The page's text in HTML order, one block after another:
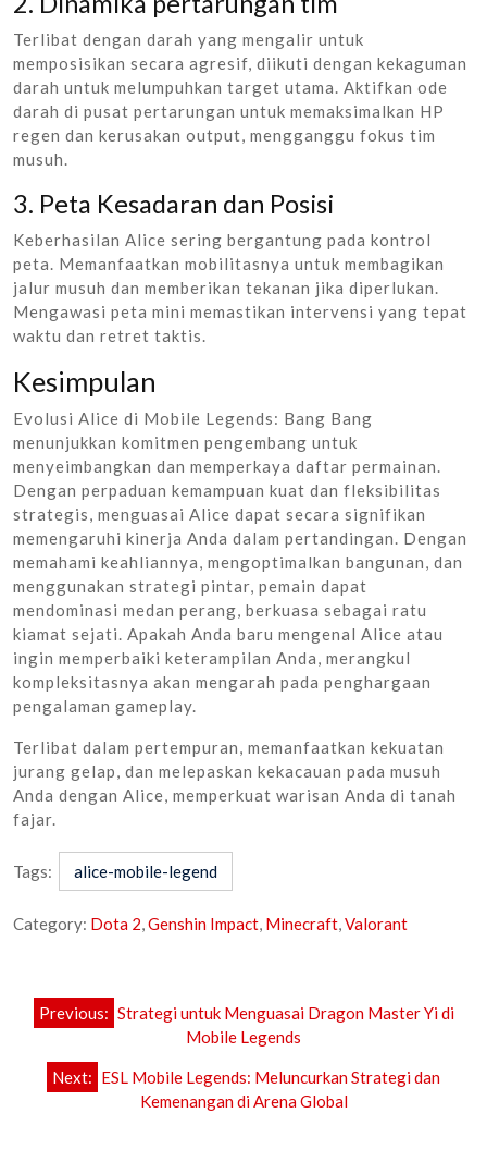
Terlibat dengan darah yang mengalir untuk
memposisikan secara agresif, diikuti dengan kekaguman
darah untuk melumpuhkan target utama. Aktifkan ode
darah di pusat pertarungan untuk memaksimalkan HP
regen dan kerusakan output, mengganggu fokus tim
musuh.
3. Peta Kesadaran dan Posisi
Keberhasilan Alice sering bergantung pada kontrol
peta. Memanfaatkan mobilitasnya untuk membagikan
jalur musuh dan memberikan tekanan jika diperlukan.
Mengawasi peta mini memastikan intervensi yang tepat
waktu dan retret taktis.
Kesimpulan
Evolusi Alice di Mobile Legends: Bang Bang
menunjukkan komitmen pengembang untuk
menyeimbangkan dan memperkaya daftar permainan.
Dengan perpaduan kemampuan kuat dan fleksibilitas
strategis, menguasai Alice dapat secara signifikan
memengaruhi kinerja Anda dalam pertandingan. Dengan
memahami keahliannya, mengoptimalkan bangunan, dan
menggunakan strategi pintar, pemain dapat
mendominasi medan perang, berkuasa sebagai ratu
kiamat sejati. Apakah Anda baru mengenal Alice atau
ingin memperbaiki keterampilan Anda, merangkul
kompleksitasnya akan mengarah pada penghargaan
pengalaman gameplay.
Terlibat dalam pertempuran, memanfaatkan kekuatan
jurang gelap, dan melepaskan kekacauan pada musuh
Anda dengan Alice, memperkuat warisan Anda di tanah
fajar.
Tags: alice-mobile-legend
Category: Dota 2,Genshin Impact, Minecraft,Valorant
Post
navigation
Previous: Strategi untuk Menguasai Dragon Master Yi di
Mobile Legends
Next: ESL Mobile Legends: Meluncurkan Strategi dan
Kemenangan di Arena Global